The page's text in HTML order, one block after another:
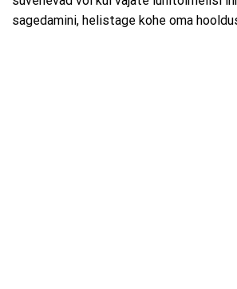
sagedamini, helistage kohe oma